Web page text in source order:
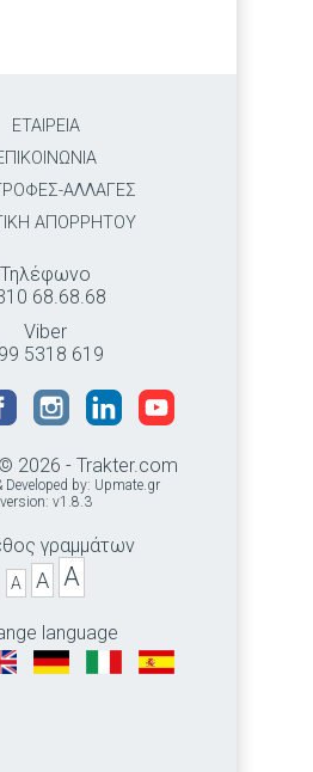
ΕΤΑΙΡΕΙΑ
ΑΛΛΑΓΕΣ
ΑΠΟΡΡΗΤΟΥ
Τηλέφωνο
68.68.68
Viber
5318 619
2026 - Trakter.com
Developed by: Upmate.gr
version: v1.8.3
γραμμάτων
A A A
language